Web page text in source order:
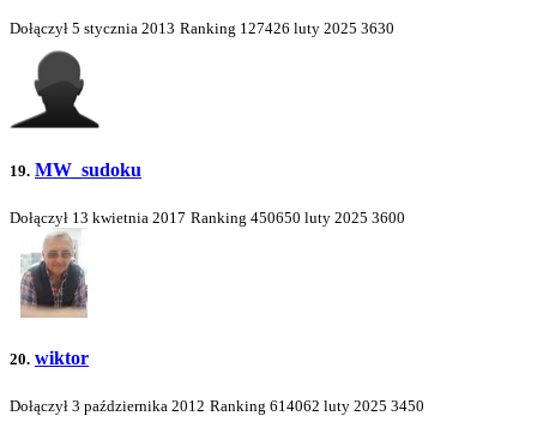
Dołączył 5 stycznia 2013 Ranking 127426 luty 2025 3630
19. MW_sudoku
Dołączył 13 kwietnia 2017 Ranking 450650 luty 2025 3600
20. wiktor
Dołączył 3 października 2012 Ranking 614062 luty 2025 3450